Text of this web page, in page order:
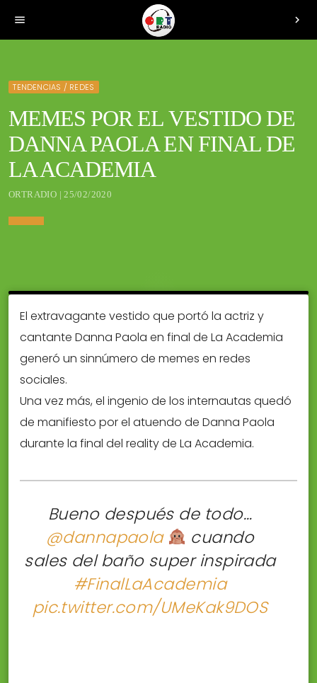
menu chevron_right
TENDENCIAS / REDES
MEMES POR EL VESTIDO DE
DANNA PAOLA EN FINAL DE
LA ACADEMIA
ORTRADIO | 25/02/2020
El extravagante vestido que portó la actriz y
cantante Danna Paola en final de La Academia
generó un sinnúmero de memes en redes
sociales.
Una vez más, el ingenio de los internautas quedó
de manifiesto por el atuendo de Danna Paola
durante la final del reality de La Academia.
Bueno después de todo…
@dannapaola
cuando
sales del baño super inspirada
#FinalLaAcademia
pic.twitter.com/UMeKak9DOS